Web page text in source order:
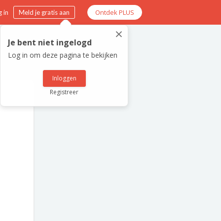
in Meld je gratis aan Ontdek PLUS
×
Je bent niet ingelogd
Log in om deze pagina te bekijken
Inloggen
Registreer